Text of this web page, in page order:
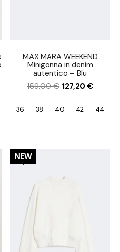
MAX MARA WEEKEND
Minigonna in denim
autentico – Blu
159,00€ 127,20€
36 38 40 42 44
30%
NEW